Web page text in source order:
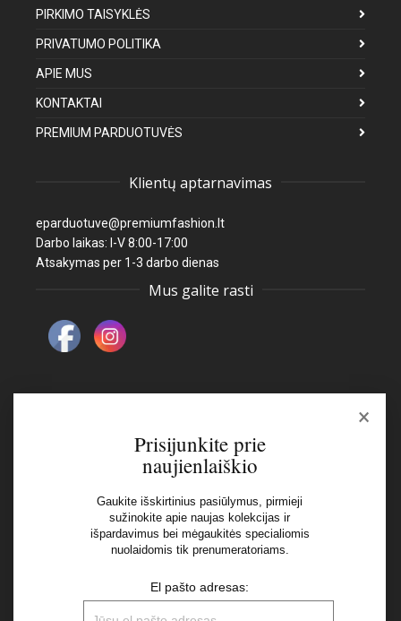
PIRKIMO TAISYKLĖS
PRIVATUMO POLITIKA
APIE MUS
KONTAKTAI
PREMIUM PARDUOTUVĖS
Klientų aptarnavimas
eparduotuve@premiumfashion.lt
Darbo laikas: I-V 8:00-17:00
Atsakymas per 1-3 darbo dienas
Mus galite rasti
Naujienlaiškis
Aš perskaičiau ir sutinku su Privatumo Politikos
×
Prisijunkite prie
naujienlaiškio
Gaukite išskirtinius pasiūlymus, pirmieji
sužinokite apie naujas kolekcijas ir
išpardavimus bei mėgaukitės specialiomis
nuolaidomis tik prenumeratoriams.
El pašto adresas: